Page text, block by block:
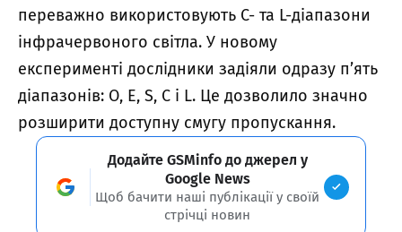
переважно використовують C- та L-діапазони
інфрачервоного світла. У новому
експерименті дослідники задіяли одразу п’ять
діапазонів: O, E, S, C і L. Це дозволило значно
розширити доступну смугу пропускання.
Додайте GSMinfo до джерел у
Google News
Щоб бачити наші публікації у своїй
стрічці новин